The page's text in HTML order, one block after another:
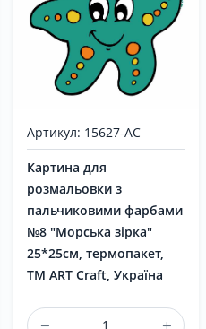
Артикул: 15627-AC
Картина для
розмальовки з
пальчиковими фарбами
№8 "Морська зірка"
25*25см, термопакет,
ТМ ART Craft, Україна